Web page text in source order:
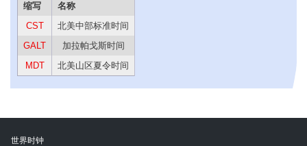
缩写
名称
CST
北美中部标准时间
GALT
加拉帕戈斯时间
MDT
北美山区夏令时间
世界时钟